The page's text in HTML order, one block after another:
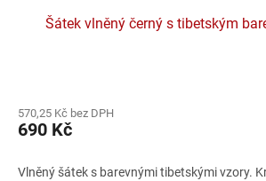
Šátek vlněný černý s tibetským
570,25 Kč bez DPH
690 Kč
Vlněný šátek s barevnými tibetskými vzory.